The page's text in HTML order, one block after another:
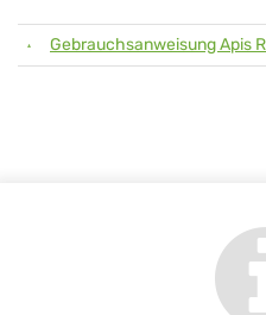
Gebrauchsanweisung Apis